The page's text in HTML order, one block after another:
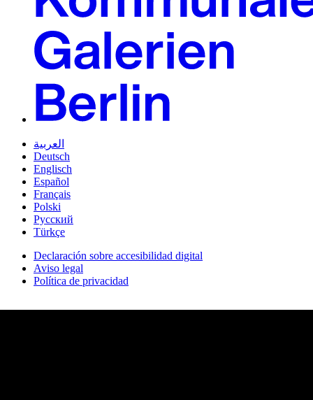
العربية
Deutsch
Englisch
Español
Français
Polski
Русский
Türkçe
Declaración sobre accesibilidad digital
Aviso legal
Política de privacidad